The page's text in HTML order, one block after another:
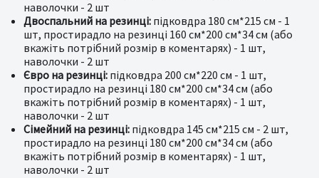
наволочки - 2 шт
Двоспальний на резинці: підковдра 180 см*215 см - 1
шт, простирадло на резинці 160 см*200 см*34 см (або
вкажіть потрібний розмір в коментарях) - 1 шт,
наволочки - 2 шт
Євро на резинці: підковдра 200 см*220 см - 1 шт,
простирадло на резинці 180 см*200 см*34 см (або
вкажіть потрібний розмір в коментарях) - 1 шт,
наволочки - 2 шт
Сімейний на резинці: підковдра 145 см*215 см - 2 шт,
простирадло на резинці 180 см*200 см*34 см (або
вкажіть потрібний розмір в коментарях) - 1 шт,
наволочки - 2 шт